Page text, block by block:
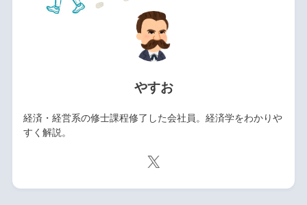
やすお
経済・経営系の修士課程修了した会社員。経済学をわかりや
すく解説。